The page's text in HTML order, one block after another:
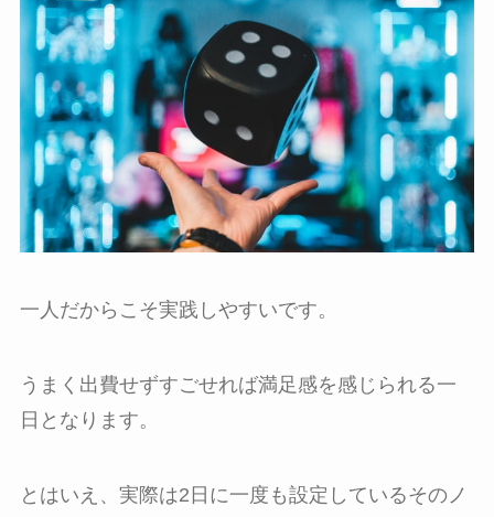
一人だからこそ実践しやすいです。
うまく出費せずすごせれば満足感を感じられる一
日となります。
とはいえ、実際は2日に一度も設定しているそのノ